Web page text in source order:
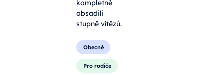
kompletně
obsadili
stupně vítězů.
Obecné
Pro rodiče